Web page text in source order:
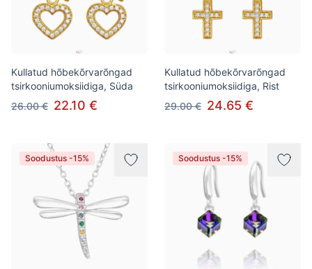
Kullatud hõbekõrvarõngad
tsirkooniumoksiidiga, Süda
26.00 € 22.10 €
Kullatud hõbekõrvarõngad
tsirkooniumoksiidiga, Rist
29.00 € 24.65 €
Soodustus -15% Soodustus -15%